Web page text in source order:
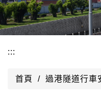
:::
首頁 過港隧道行車